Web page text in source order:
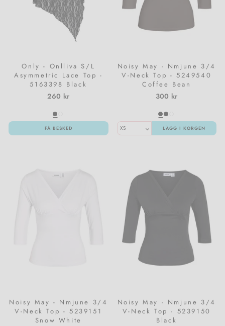
Only - Onlliva S/L
Asymmetric Lace Top -
5163398 Black
260 kr
FÅ BESKED
Noisy May - Nmjune 3/4
V-Neck Top - 5249540
Coffee Bean
300 kr
LÄGG I KORGEN
Noisy May - Nmjune 3/4
V-Neck Top - 5239151
Snow White
Noisy May - Nmjune 3/4
V-Neck Top - 5239150
Black